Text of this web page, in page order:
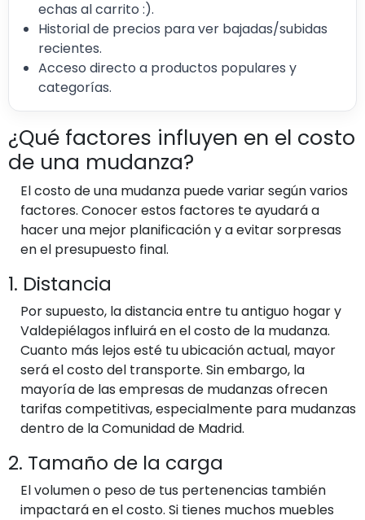
echas al carrito :).
Historial de precios para ver bajadas/subidas
recientes.
Acceso directo a productos populares y
categorías.
¿Qué factores influyen en el costo
de una mudanza?
El costo de una mudanza puede variar según varios
factores. Conocer estos factores te ayudará a
hacer una mejor planificación y a evitar sorpresas
en el presupuesto final.
1. Distancia
Por supuesto, la distancia entre tu antiguo hogar y
Valdepiélagos influirá en el costo de la mudanza.
Cuanto más lejos esté tu ubicación actual, mayor
será el costo del transporte. Sin embargo, la
mayoría de las empresas de mudanzas ofrecen
tarifas competitivas, especialmente para mudanzas
dentro de la Comunidad de Madrid.
2. Tamaño de la carga
El volumen o peso de tus pertenencias también
impactará en el costo. Si tienes muchos muebles